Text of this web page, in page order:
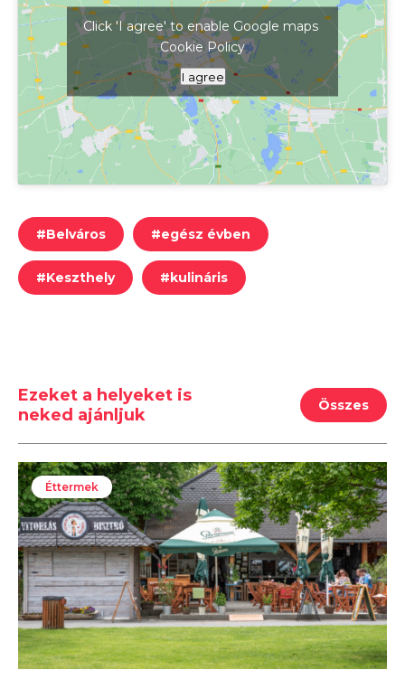
Kattints ide a térkép megjelenítéséhez
Click 'I agree' to enable Google maps
Cookie Policy
I agree
#Belváros #egész évben
#Keszthely #kulináris
Ezeket a helyeket is
neked ajánljuk
Összes
Éttermek